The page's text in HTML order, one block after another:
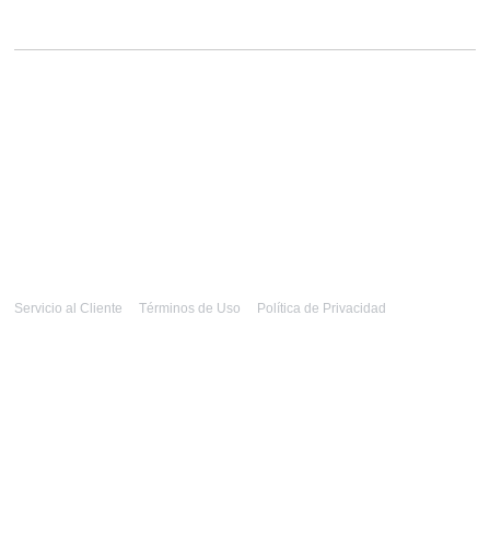
Servicio al Cliente Términos de Uso Política de Privacidad